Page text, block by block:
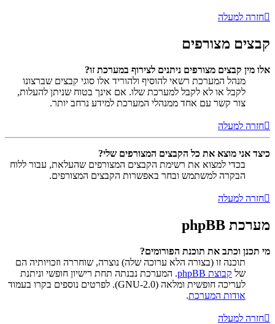
חזרה למעלה
קבצים מצורפים
אלו מין קבצים מצורפים ניתנים לצירוף במערכת זו?
מנהל המערכת רשאי להוסיף ולהוריד אלו סוגי קבצים שברצונו
לקבל או לא לקבל למערכת שלו. אם אינך בטוח שניתן להעלות,
צור קשר עם אחד ממנהלי המערכת למידע נרחב יותר.
חזרה למעלה
כיצד אני מוצא את כל הקבצים המצורפים שלי?
בכדי למצוא את רשימת הקבצים המצורפים שהעלאת, עבור ללוח
הבקרה למשתמש ובחר באפשרות הקבצים המצורפים.
חזרה למעלה
מערכת phpBB
מי תכנן וכתב את תוכנת הפורומים?
תוכנה זו (בצורה הלא ערוכה שלה) נוצרה, שוחררה וזכויותיה הם
של קבוצת phpBB
. המערכת נבנתה תחת רישיון חופשי וניתנת
לעריכה חופשית ומלאה (GNU-2.0). לפרטים נוספים בקרו בעמוד
אודות המערכת.
חזרה למעלה